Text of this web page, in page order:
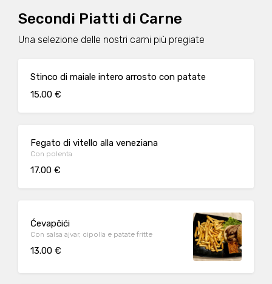
Secondi Piatti di Carne
Una selezione delle nostri carni più pregiate
Stinco di maiale intero arrosto con patate
15.00 €
Fegato di vitello alla veneziana
Con polenta
17.00 €
Ćevapčići
Con salsa ajvar, cipolla e patate fritte
13.00 €